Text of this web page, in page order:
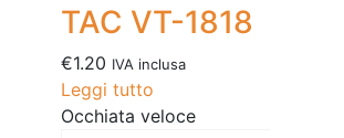
TAC VT-1818
€1.20 IVA inclusa
Leggi tutto
Occhiata veloce